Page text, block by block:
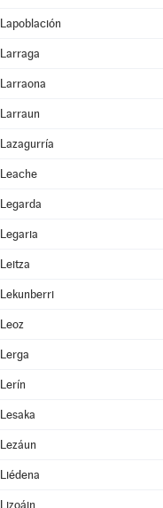
Lapoblación
Larraga
Larraona
Larraun
Lazagurría
Leache
Legarda
Legaria
Leitza
Lekunberri
Leoz
Lerga
Lerín
Lesaka
Lezáun
Liédena
Lizoáin